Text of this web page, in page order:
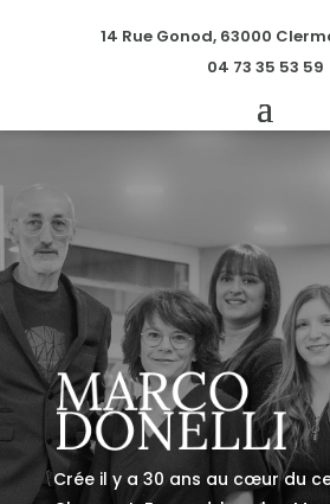
14 Rue Gonod, 63000
04 73 35 53 59
Crée il y a 30 ans au cœur du